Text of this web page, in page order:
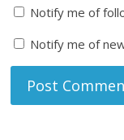
Notify me of
Notify me of